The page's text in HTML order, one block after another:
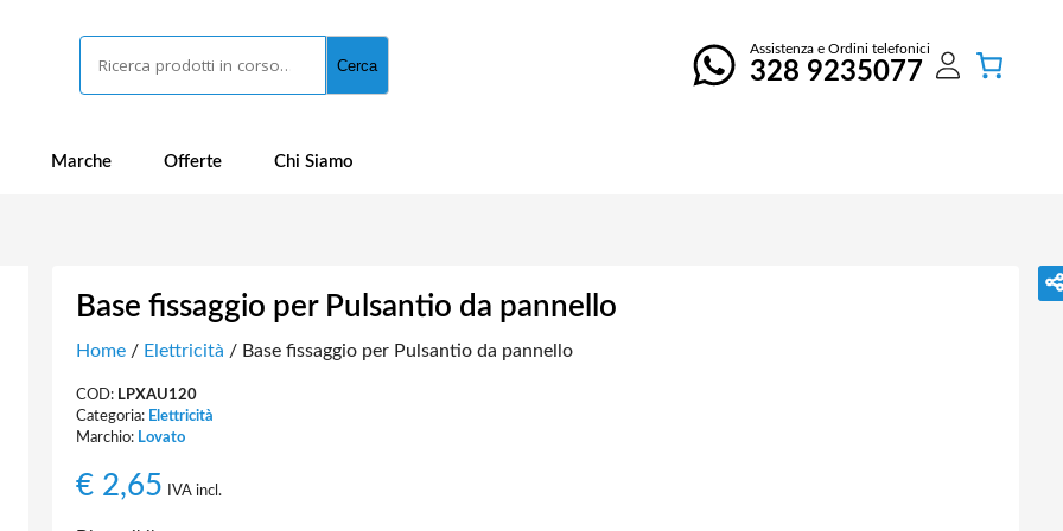
Cerca
Assistenza e Ordini telefonici
328 9235077
Marche Offerte Chi Siamo
Base fissaggio per Pulsantio da pannello
Home/ Elettricità / Base fissaggio per Pulsantio da pannello
COD: LPXAU120
Categoria: Elettricità
Marchio: Lovato
€2,65 IVA incl.